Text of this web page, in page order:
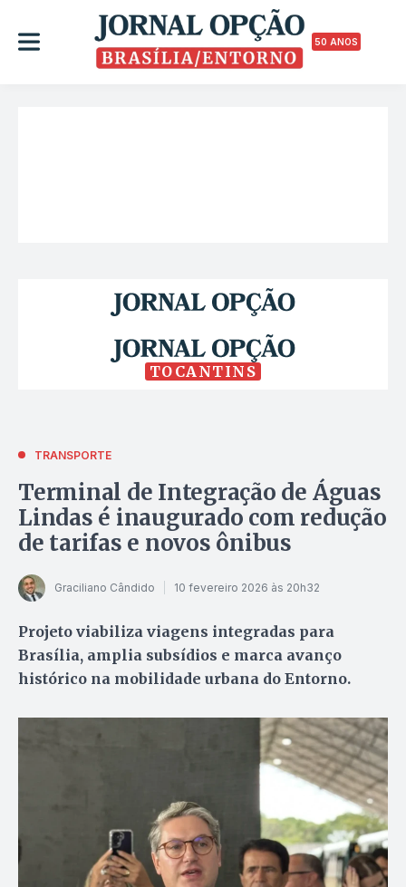
50 ANOS
TOCANTINS
TRANSPORTE
Terminal de Integração de Águas
Lindas é inaugurado com redução
de tarifas e novos ônibus
Graciliano Cândido 10 fevereiro 2026 às 20h32
Projeto viabiliza viagens integradas para
Brasília, amplia subsídios e marca avanço
histórico na mobilidade urbana do Entorno.